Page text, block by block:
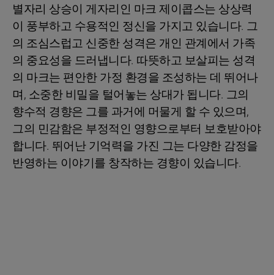
별자리 상승이 게자리인 마크 제이콥스는 상상력
이 풍부하고 수용적인 정신을 가지고 있습니다. 그
의 조심스럽고 신중한 성격은 개인 관계에서 가족
의 중요성을 드러냅니다. 따뜻하고 보살피는 성격
의 마크는 편안한 가정 환경을 조성하는 데 뛰어나
며, 소중한 비밀을 털어놓는 상대가 됩니다. 그의
향수적 경향은 그를 과거에 머물게 할 수 있으며,
그의 민감함은 부정적인 영향으로부터 보호받아야
합니다. 뛰어난 기억력을 가진 그는 다양한 감정을
반영하는 이야기를 창작하는 경향이 있습니다.